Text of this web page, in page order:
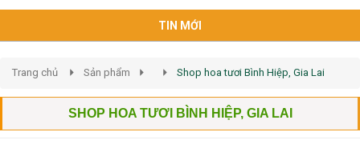
TIN MỚI
Trang chủ Sản phẩm Shop hoa tươi Bình Hiệp, Gia Lai
SHOP HOA TƯƠI BÌNH HIỆP, GIA LAI